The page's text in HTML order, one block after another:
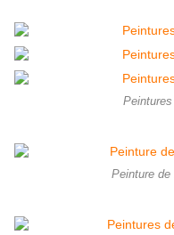
Peinture de